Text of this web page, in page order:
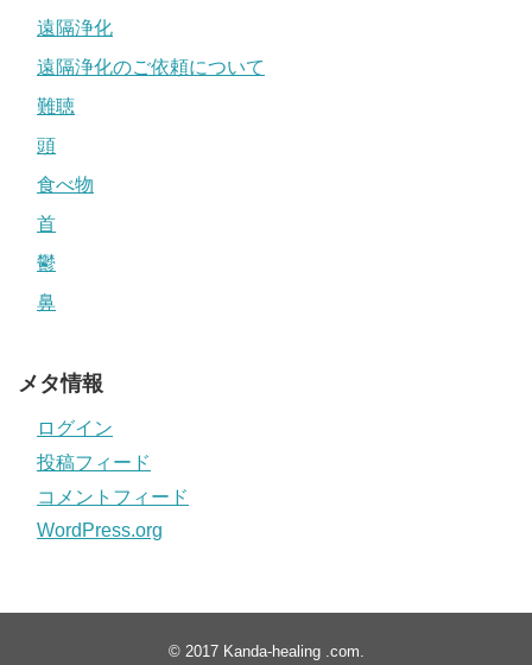
遠隔浄化
遠隔浄化のご依頼について
難聴
頭
食べ物
首
鬱
鼻
メタ情報
ログイン
投稿フィード
コメントフィード
WordPress.org
© 2017 Kanda-healing .com